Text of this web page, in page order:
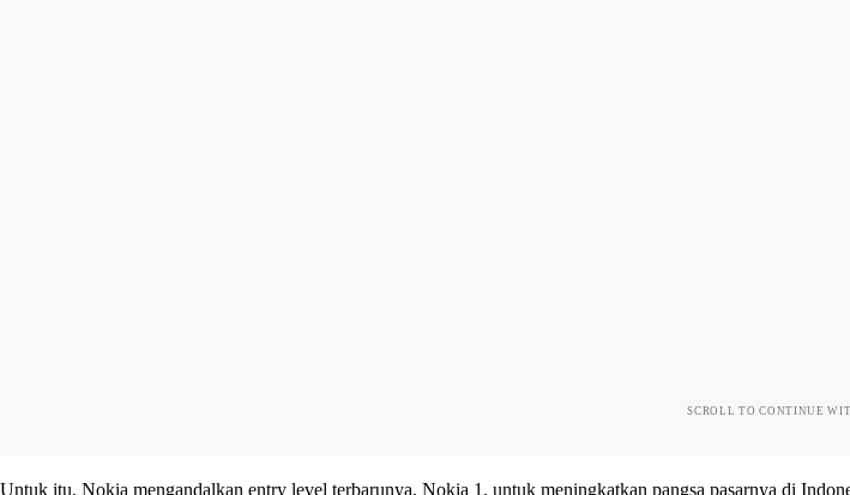
SCROLL TO CONTINUE
Untuk itu, Nokia mengandalkan entry level terbarunya, Nokia 1, untuk meningkatkan pangsa pasarnya di